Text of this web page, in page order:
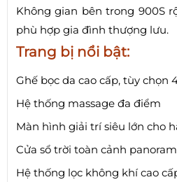
Không gian bên trong 900S
phù hợp gia đình thượng lưu.
Trang bị nổi bật:
Ghế bọc da cao cấp, tùy chọn
Hệ thống massage đa điểm
Màn hình giải trí siêu lớn cho
Cửa sổ trời toàn cảnh
Hệ thống lọc không khí cao